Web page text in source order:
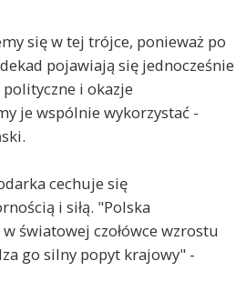
się w tej trójce, ponieważ po
pojawiają się jednocześnie
i okazje
je wspólnie wykorzystać -
cechuje się
i siłą. "Polska
światowej czołówce wzrostu
go silny popyt krajowy" -